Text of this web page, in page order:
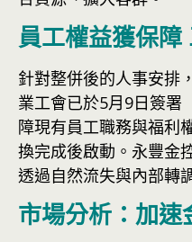
員工權益獲保
針對整併後的人事安排
業工會已於5月9日簽署
障現有員工職務與福利
換完成後啟動。永豐金
透過自然流失與內部轉
市場分析：加速